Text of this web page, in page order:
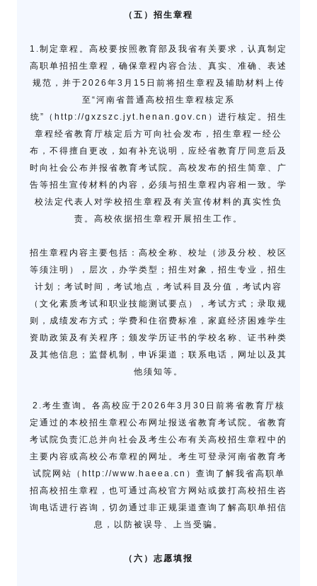
（五）招生章程
1.制定章程。高校要按照教育部及我省有关要求，认真制定
高职单招招生章程，确保章程内容合法、真实、准确、表述
规范，并于2026年3月15日前将招生章程及辅助材料上传
至“河南省普通高校招生章程核定系
统”（http://gxzszc.jyt.henan.gov.cn）进行核定。招生
章程经省教育厅核定后方可向社会发布，招生章程一经公
布，不得擅自更改，如有补充说明，应经省教育厅同意后及
时向社会公布并报省教育考试院。高校发布的招生简章、广
告等招生宣传材料的内容，必须与招生章程内容相一致。学
校法定代表人对学校招生章程及有关宣传材料的真实性负
责。高校依据招生章程开展招生工作。
招生章程内容主要包括：高校全称、校址（涉及分校、校区
等须注明），层次，办学类型；招生对象，招生专业，招生
计划；考试时间，考试地点，考试科目及分值，考试内容
（文化素质考试和职业技能测试要点），考试方式；录取规
则，成绩发布方式；学费和住宿费标准，家庭经济困难学生
资助政策及有关程序；颁发学历证书的学校名称、证书种类
及其他信息；监督机制，申诉渠道；联系电话，网址以及其
他须知等。
2.考生查询。各高校应于2026年3月30日前将省教育厅核
定通过的本校招生章程公布网址报送省教育考试院。省教育
考试院负责汇总并向社会及考生公布有关高校招生章程中的
主要内容或高校公布章程的网址。考生可登录河南省教育考
试院网站（http://www.haeea.cn）查询了解我省高职单
招高校招生章程，也可通过高校官方网站或拨打高校招生咨
询电话进行咨询，切勿通过非正规渠道查询了解高职单招信
息，以防被误导、上当受骗。
（六）志愿填报